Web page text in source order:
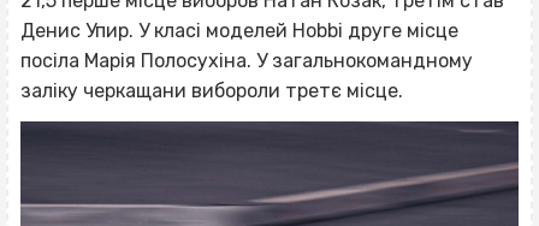
Денис Упир. У класі моделей Hobbi друге місце
посіла Марія Полосухіна. У загальнокомандному
заліку черкащани вибороли третє місце.